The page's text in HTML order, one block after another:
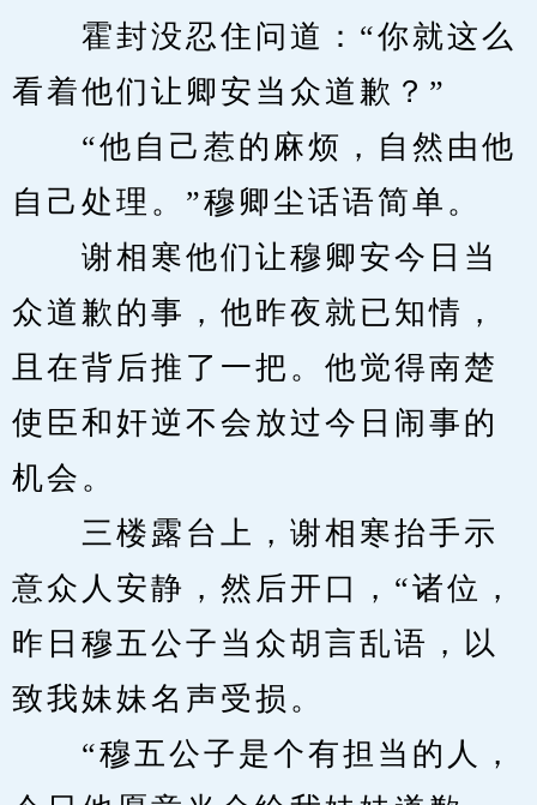
霍封没忍住问道：“你就这么
看着他们让卿安当众道歉？”
“他自己惹的麻烦，自然由他
自己处理。”穆卿尘话语简单。
谢相寒他们让穆卿安今日当
众道歉的事，他昨夜就已知情，
且在背后推了一把。他觉得南楚
使臣和奸逆不会放过今日闹事的
机会。
三楼露台上，谢相寒抬手示
意众人安静，然后开口，“诸位，
昨日穆五公子当众胡言乱语，以
致我妹妹名声受损。
“穆五公子是个有担当的人，